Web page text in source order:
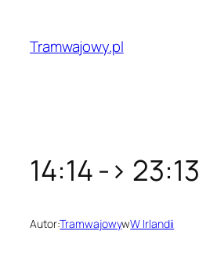
treściTramwajowy.pl
14:14 -> 23:13
Autor:TramwajowywW Irlandii